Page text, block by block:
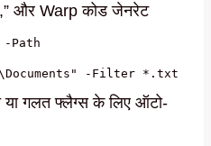
और Warp कोड जेनरेट
-Path
-Filter *.txt
या गलत फ्लैग्स के लिए ऑटो-